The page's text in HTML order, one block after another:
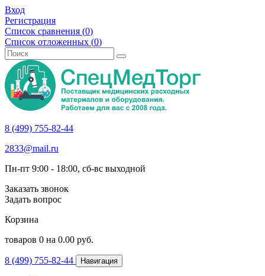
Вход
Регистрация
Список сравнения (0)
Список отложенных (0)
8 (499) 755-82-44
2833@mail.ru
Пн-пт 9:00 - 18:00, сб-вс выходной
Заказать звонок
Задать вопрос
Корзина
товаров 0 на 0.00 руб.
8 (499) 755-82-44 Навигация